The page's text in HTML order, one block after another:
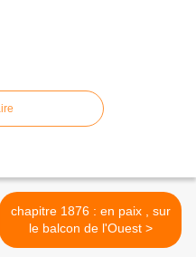
chapitre 1876 : en paix , sur
le balcon de l'Ouest >